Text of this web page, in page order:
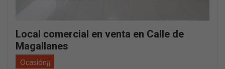
Local comercial en venta en Calle de
Magallanes
Ocasión¡¡